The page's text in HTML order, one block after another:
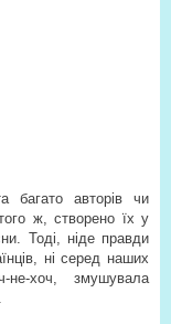
багато авторів чи
ж, створено їх у
Тоді, ніде правди
ні серед наших
не-хоч, змушувала